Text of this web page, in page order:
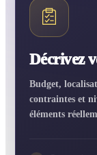
Décrivez
Budget,
contraintes et
éléments